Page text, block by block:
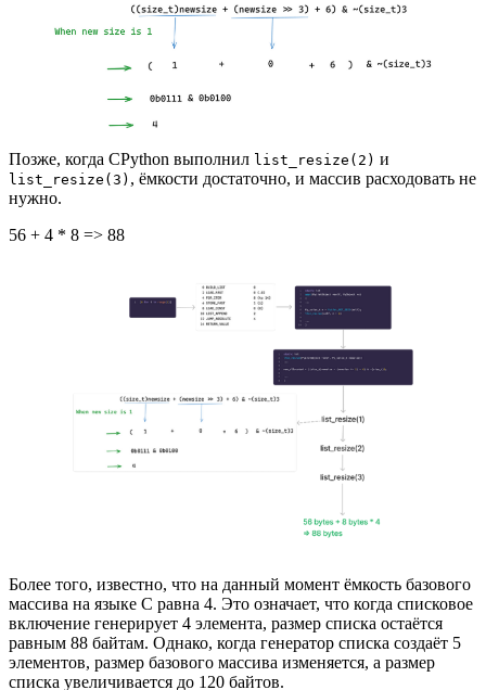
Позже, когда CPython выполнил list_resize(2) и
list_resize(3) , ёмкости достаточно, и массив расходовать не
нужно.
56 + 4 * 8 => 88
Более того, известно, что на данный момент ёмкость базового
массива на языке C равна 4. Это означает, что когда списковое
включение генерирует 4 элемента, размер списка остаётся
равным 88 байтам. Однако, когда генератор списка создаёт 5
элементов, размер базового массива изменяется, а размер
списка увеличивается до 120 байтов.